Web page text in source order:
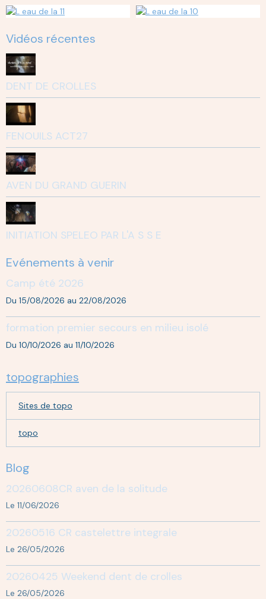
Vidéos récentes
DENT DE CROLLES
FENOUILS ACT27
AVEN DU GRAND GUERIN
INITIATION SPELEO PAR L'A S S E
Evénements à venir
Camp été 2026
Du 15/08/2026 au 22/08/2026
formation premier secours en milieu isolé
Du 10/10/2026 au 11/10/2026
topographies
Sites de topo
topo
Blog
20260608CR aven de la solitude
Le 11/06/2026
20260516 CR castelettre integrale
Le 26/05/2026
20260425 Weekend dent de crolles
Le 26/05/2026